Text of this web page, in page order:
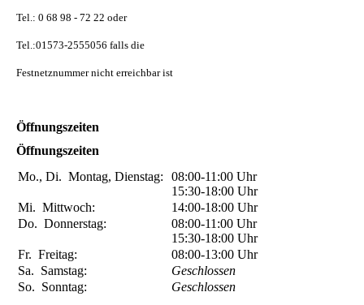
Tel.: 0 68 98 - 72 22 oder
Tel.:01573-2555056 falls die
Festnetznummer nicht erreichbar ist
Öffnungszeiten
Öffnungszeiten
Mo., Di. Montag, Dienstag: 08:00-11:00 Uhr
15:30-18:00 Uhr
Mi. Mittwoch: 14:00-18:00 Uhr
Do. Donnerstag: 08:00-11:00 Uhr
15:30-18:00 Uhr
Fr. Freitag: 08:00-13:00 Uhr
Sa. Samstag:
Geschlossen
So. Sonntag: Geschlossen